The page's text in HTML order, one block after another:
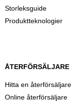
Storleksguide
Produktteknologier
ÅTERFÖRSÄLJARE
Hitta en återförsäljare
Online återförsäljare